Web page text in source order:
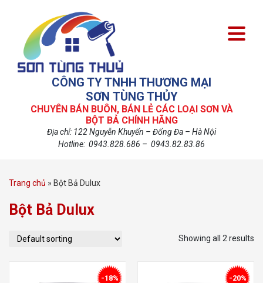
CÔNG TY TNHH THƯƠNG MẠI
SƠN TÙNG THỦY
CHUYÊN BÁN BUÔN, BÁN LẺ CÁC LOẠI SƠN VÀ
BỘT BẢ CHÍNH HÃNG
Địa chỉ: 122 Nguyễn Khuyến – Đống Đa – Hà Nội
Hotline: 0943.828.686 – 0943.82.83.86
Trang chủ » Bột Bả Dulux
Bột Bả Dulux
Showing all 2 results
-18% -20%